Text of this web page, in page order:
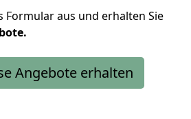
Formular aus und erhalten Sie
Angebote erhalten